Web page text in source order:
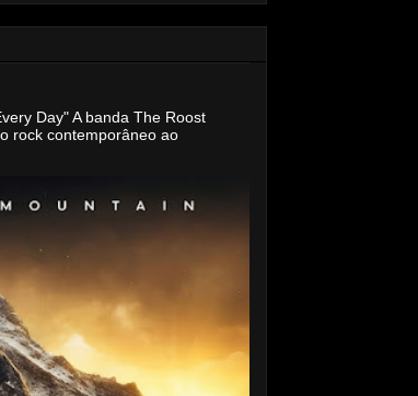
Day" A banda The Roost
rock contemporâneo ao